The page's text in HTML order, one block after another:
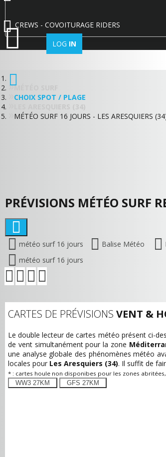
CREWS - COVOITURAGE RIDERS
LOG IN
MÉTÉO SURF
CHOIX SPOT / PLAGE
MÉTÉO SURF 16 JOURS - LES ARESQUIERS
PRÉVISIONS MÉTÉO SURF
météo surf 16 jours Balise Météo
météo surf 16 jours
CARTES DE PRÉVISIONS VENT &
Le double lecteur de cartes météo présent ci-
de vent simultanément pour la zone
une analyse globale des phénomènes météo
locales pour Les Aresquiers (34). Il suffit de
* : cartes houle non disponibes pour les zones abritées,
WW3 27KM
GFS 27KM